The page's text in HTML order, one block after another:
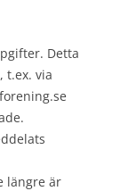
Detta
t.ex. via
längre är